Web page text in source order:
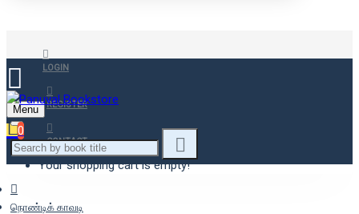
LOGIN
REGISTER
CONTACT
Menu
0
Your shopping cart is empty!
நொண்டிக் காவடி